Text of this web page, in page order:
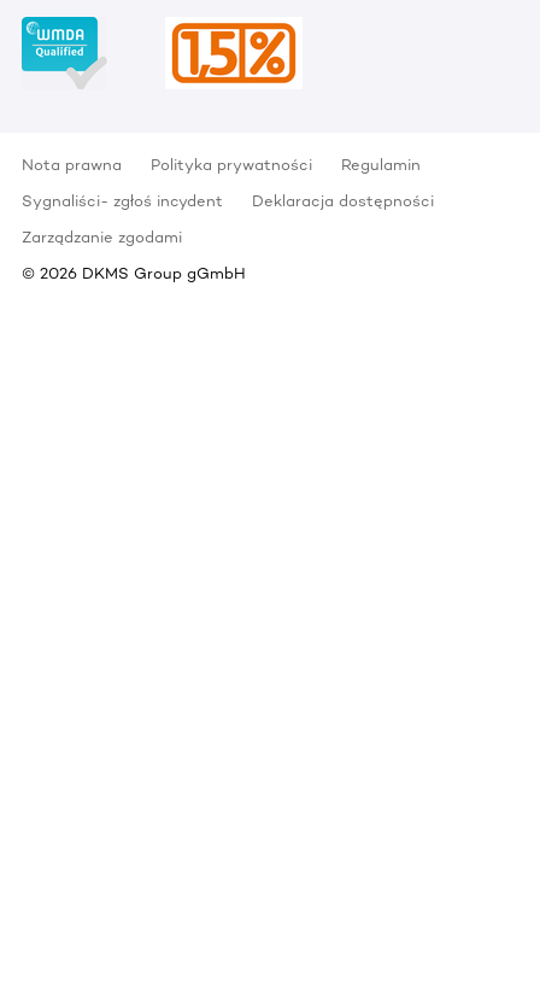
Nota prawna Polityka prywatności
Regulamin
Sygnaliści- zgłoś incydent
Deklaracja dostępności
Zarządzanie zgodami
© 2026 DKMS Group gGmbH